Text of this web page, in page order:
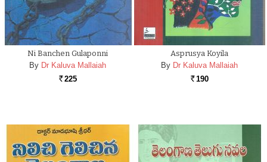
Ni Banchen Gulaponni
By Dr Kaluva Mallaiah
Rs. 225
Asprusya Koyila
By Dr Kaluva Mallaiah
Rs. 190